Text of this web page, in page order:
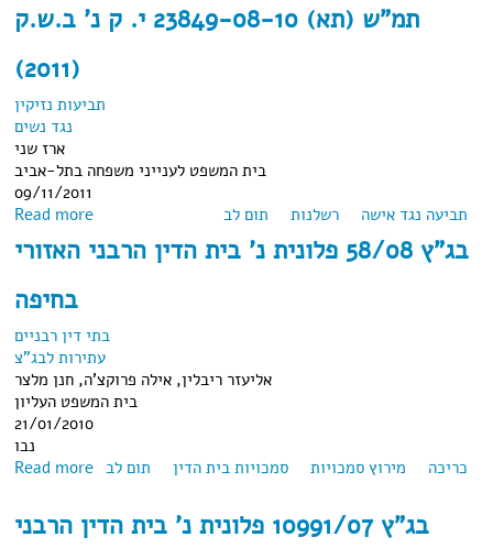
תמ"ש (תא) 23849-08-10 י. ק נ' ב.ש.ק
(2011)
תביעות נזיקין
נגד נשים
ארז שני
בית המשפט לענייני משפחה בתל-אביב
09/11/2011
תביעה נגד אישה
רשלנות תום לב Read more about תמ"ש (תא) 23849-08-10 י. ק נ' ב.ש.ק (2011)
בג"ץ 58/08 פלונית נ' בית הדין הרבני האזורי
בחיפה
בתי דין רבניים
עתירות לבג"צ
אליעזר ריבלין, אילה פרוקצ'ה, חנן מלצר
בית המשפט העליון
21/01/2010
נבו
כריכה
מירוץ סמכויות סמכויות בית הדין תום לב Read more
בג"ץ 10991/07 פלונית נ' בית הדין הרבני